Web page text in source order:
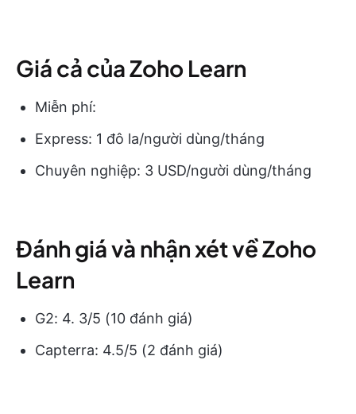
Giá cả của Zoho Learn
Miễn phí:
Express: 1 đô la/người dùng/tháng
Chuyên nghiệp: 3 USD/người dùng/tháng
Đánh giá và nhận xét về Zoho
Learn
G2: 4. 3/5 (10 đánh giá)
Capterra: 4.5/5 (2 đánh giá)